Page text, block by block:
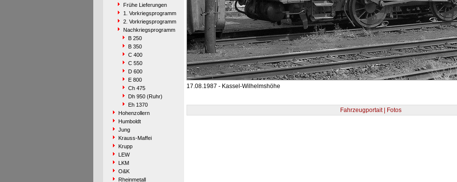
Frühe Lieferungen
1. Vorkriegsprogramm
2. Vorkriegsprogramm
Nachkriegsprogramm
B 250
B 350
C 400
C 550
D 600
E 800
Ch 475
Dh 950 (Ruhr)
Eh 1370
Hohenzollern
Humboldt
Jung
Krauss-Maffei
Krupp
LEW
LKM
O&K
Rheinmetall
17.08.1987 - Kassel-Wilhelmshöhe
Fahrzeugportait | Fotos